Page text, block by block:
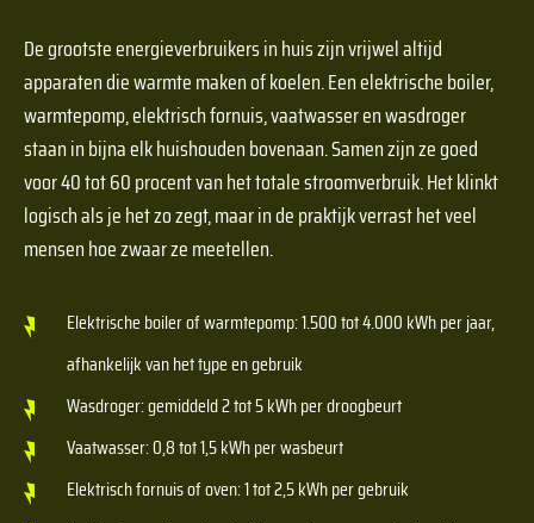
De grootste energieverbruikers in huis zijn vrijwel altijd
apparaten die warmte maken of koelen. Een elektrische boiler,
warmtepomp, elektrisch fornuis, vaatwasser en wasdroger
staan in bijna elk huishouden bovenaan. Samen zijn ze goed
voor 40 tot 60 procent van het totale stroomverbruik. Het klinkt
logisch als je het zo zegt, maar in de praktijk verrast het veel
mensen hoe zwaar ze meetellen.
Elektrische boiler of warmtepomp: 1.500 tot 4.000 kWh per jaar,
afhankelijk van het type en gebruik
Wasdroger: gemiddeld 2 tot 5 kWh per droogbeurt
Vaatwasser: 0,8 tot 1,5 kWh per wasbeurt
Elektrisch fornuis of oven: 1 tot 2,5 kWh per gebruik